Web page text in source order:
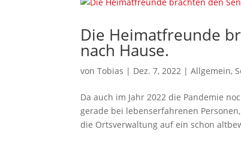
Die Heimatfreunde
nach Hause.
vonTobias | Dez. 7, 2022 |Allgemein,
Da auch im Jahr 2022 die Pandemie
gerade bei lebenserfahrenen
die Ortsverwaltung auf ein schon